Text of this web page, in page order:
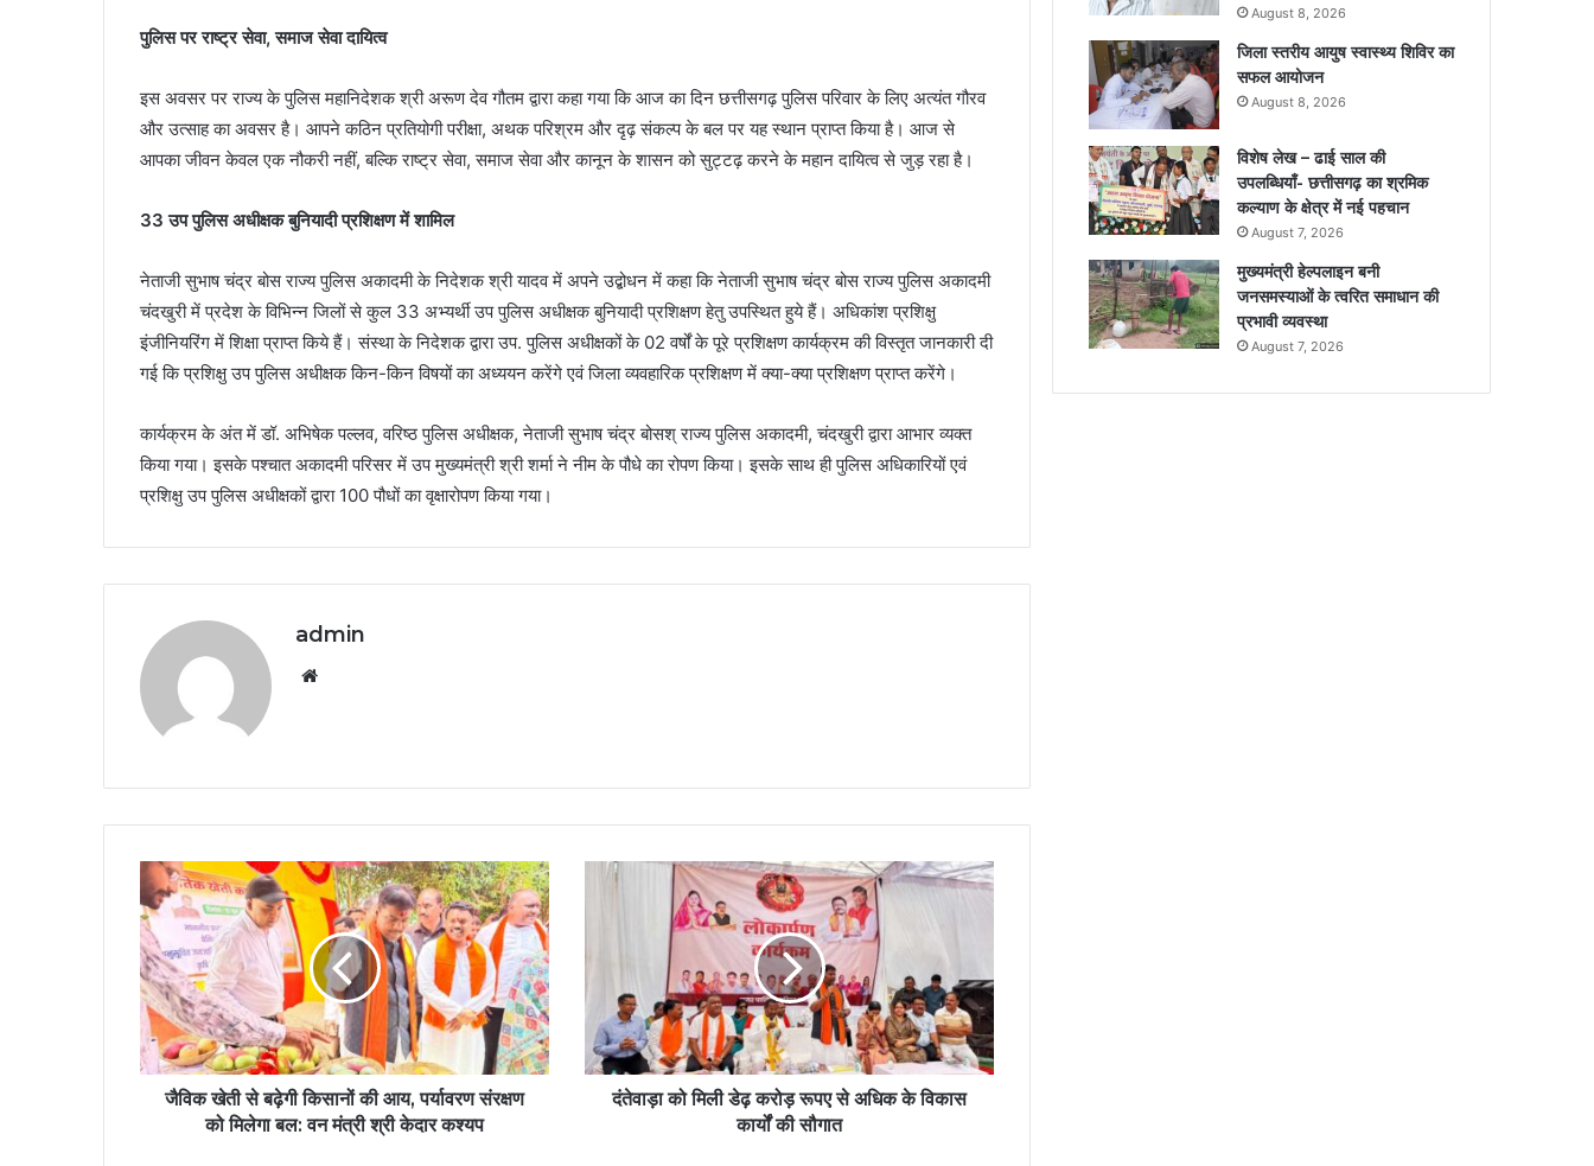
पुलिस पर राष्ट्र सेवा, समाज सेवा दायित्व
इस अवसर पर राज्य के पुलिस महानिदेशक श्री अरूण देव गौतम द्वारा कहा गया कि आज का दिन छत्तीसगढ़ पुलिस परिवार के लिए अत्यंत गौरव
और उत्साह का अवसर है। आपने कठिन प्रतियोगी परीक्षा, अथक परिश्रम और दृढ़ संकल्प के बल पर यह स्थान प्राप्त किया है। आज से
आपका जीवन केवल एक नौकरी नहीं, बल्कि राष्ट्र सेवा, समाज सेवा और कानून के शासन को सुट्टढ़ करने के महान दायित्व से जुड़ रहा है।
33 उप पुलिस अधीक्षक बुनियादी प्रशिक्षण में शामिल
नेताजी सुभाष चंद्र बोस राज्य पुलिस अकादमी के निदेशक श्री यादव में अपने उद्बोधन में कहा कि नेताजी सुभाष चंद्र बोस राज्य पुलिस अकादमी
चंदखुरी में प्रदेश के विभिन्न जिलों से कुल 33 अभ्यर्थी उप पुलिस अधीक्षक बुनियादी प्रशिक्षण हेतु उपस्थित हुये हैं। अधिकांश प्रशिक्षु
इंजीनियरिंग में शिक्षा प्राप्त किये हैं। संस्था के निदेशक द्वारा उप. पुलिस अधीक्षकों के 02 वर्षों के पूरे प्रशिक्षण कार्यक्रम की विस्तृत जानकारी दी
गई कि प्रशिक्षु उप पुलिस अधीक्षक किन-किन विषयों का अध्ययन करेंगे एवं जिला व्यवहारिक प्रशिक्षण में क्या-क्या प्रशिक्षण प्राप्त करेंगे।
कार्यक्रम के अंत में डॉ. अभिषेक पल्लव, वरिष्ठ पुलिस अधीक्षक, नेताजी सुभाष चंद्र बोसश् राज्य पुलिस अकादमी, चंदखुरी द्वारा आभार व्यक्त
किया गया। इसके पश्चात अकादमी परिसर में उप मुख्यमंत्री श्री शर्मा ने नीम के पौधे का रोपण किया। इसके साथ ही पुलिस अधिकारियों एवं
प्रशिक्षु उप पुलिस अधीक्षकों द्वारा 100 पौधों का वृक्षारोपण किया गया।
admin
जैविक खेती से बढ़ेगी किसानों की आय, पर्यावरण संरक्षण
को मिलेगा बल: वन मंत्री श्री केदार कश्यप
दंतेवाड़ा को मिली डेढ़ करोड़ रूपए से अधिक के विकास
कार्यों की सौगात
August 8, 2026
जिला स्तरीय आयुष स्वास्थ्य शिविर का
सफल आयोजन
August 8, 2026
विशेष लेख – ढाई साल की
उपलब्धियाँ- छत्तीसगढ़ का श्रमिक
कल्याण के क्षेत्र में नई पहचान
August 7, 2026
मुख्यमंत्री हेल्पलाइन बनी
जनसमस्याओं के त्वरित समाधान की
प्रभावी व्यवस्था
August 7, 2026